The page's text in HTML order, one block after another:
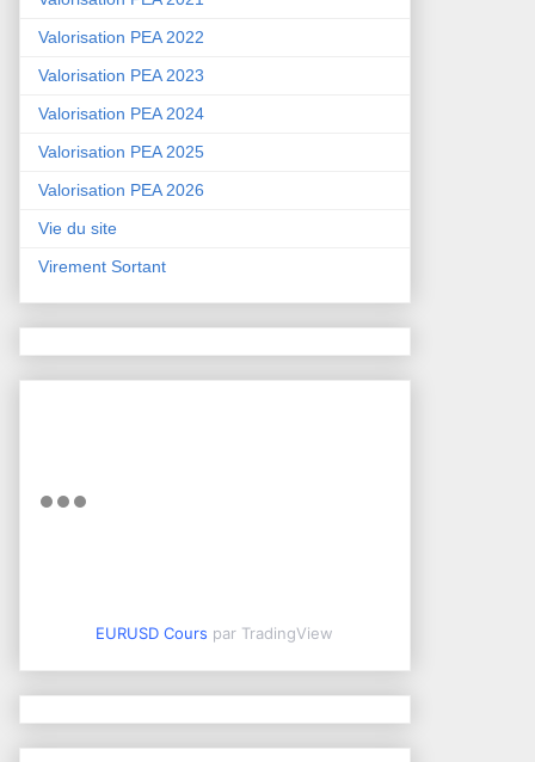
Valorisation PEA 2022
Valorisation PEA 2023
Valorisation PEA 2024
Valorisation PEA 2025
Valorisation PEA 2026
Vie du site
Virement Sortant
EURUSD Cours par TradingView